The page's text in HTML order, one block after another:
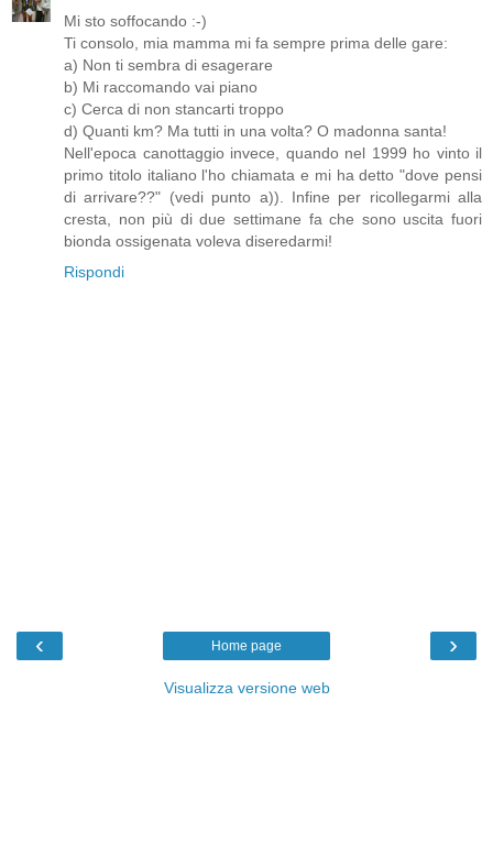
Mi sto soffocando :-)
Ti consolo, mia mamma mi fa sempre prima delle gare:
a) Non ti sembra di esagerare
b) Mi raccomando vai piano
c) Cerca di non stancarti troppo
d) Quanti km? Ma tutti in una volta? O madonna santa!
Nell'epoca canottaggio invece, quando nel 1999 ho vinto il
primo titolo italiano l'ho chiamata e mi ha detto "dove pensi
di arrivare??" (vedi punto a)). Infine per ricollegarmi alla
cresta, non più di due settimane fa che sono uscita fuori
bionda ossigenata voleva diseredarmi!
Rispondi
‹ ›
Home page
Visualizza versione web